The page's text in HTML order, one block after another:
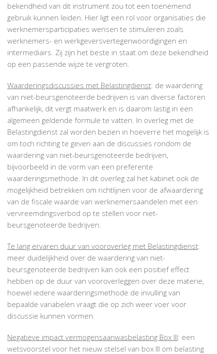
bekendheid van dit instrument zou tot een toenemend
gebruik kunnen leiden. Hier ligt een rol voor organisaties die
werknemersparticipaties wensen te stimuleren zoals
werknemers- en werkgeversvertegenwoordigingen en
intermediairs. Zij zijn het beste in staat om deze bekendheid
op een passende wijze te vergroten.
Waarderingsdiscussies met Belastingdienst: de waardering
van niet-beursgenoteerde bedrijven is van diverse factoren
afhankelijk, dit vergt maatwerk en is daarom lastig in een
algemeen geldende formule te vatten. In overleg met de
Belastingdienst zal worden bezien in hoeverre het mogelijk is
om toch richting te geven aan de discussies rondom de
waardering van niet-beursgenoteerde bedrijven,
bijvoorbeeld in de vorm van een preferente
waarderingsmethode. In dit overleg zal het kabinet ook de
mogelijkheid betrekken om richtlijnen voor de afwaardering
van de fiscale waarde van werknemersaandelen met een
vervreemdingsverbod op te stellen voor niet-
beursgenoteerde bedrijven.
Te lang ervaren duur van vooroverleg met Belastingdienst:
meer duidelijkheid over de waardering van niet-
beursgenoteerde bedrijven kan ook een positief effect
hebben op de duur van vooroverleggen over deze materie,
hoewel iedere waarderingsmethode de invulling van
bepaalde variabelen vraagt die op zich weer voer voor
discussie kunnen vormen.
Negatieve impact vermogensaanwasbelasting Box III: een
wetsvoorstel voor het nieuw stelsel van box III om belasting